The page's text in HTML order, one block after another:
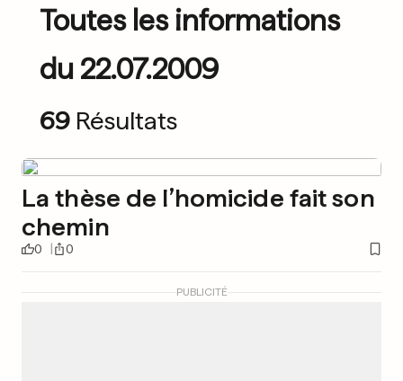
Toutes les informations
du 22.07.2009
69 Résultats
La thèse de l’homicide fait son
chemin
0 0
PUBLICITÉ